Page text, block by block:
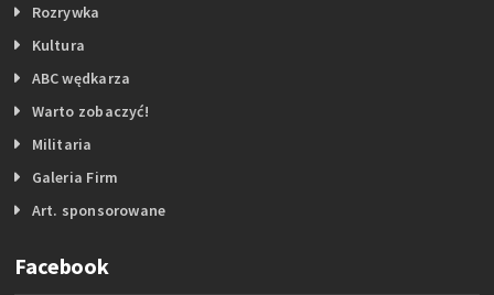
Rozrywka
Kultura
ABC wędkarza
Warto zobaczyć!
Militaria
Galeria Firm
Art. sponsorowane
Facebook